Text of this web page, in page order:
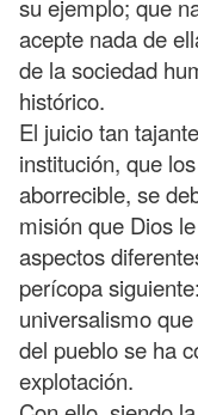
su ejemplo; que
acepte nada de
de la sociedad
histórico.
El juicio tan
institución, que
aborrecible, se
misión que Dios
aspectos
perícopa
universalismo
del pueblo se ha
explotación.